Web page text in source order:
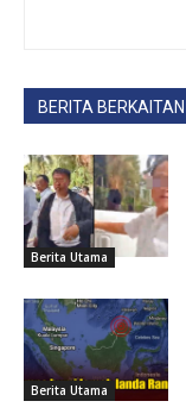
BERITA BERKAITAN
Berita Utama
Berita Utama